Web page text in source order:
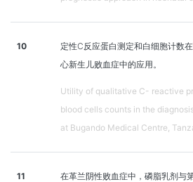
10
定性C反应蛋白测定和白细胞计数
心新生儿败血症中的应用。
Utility of qualitative C- reactive
blood cells counts in the
at Bugando Medical Centre,
11
在革兰阴性败血症中，磷脂乳剂与